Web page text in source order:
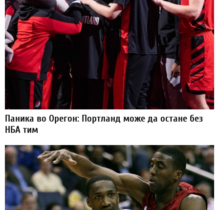
Паника во Орегон: Портланд може да остане без
НБА тим